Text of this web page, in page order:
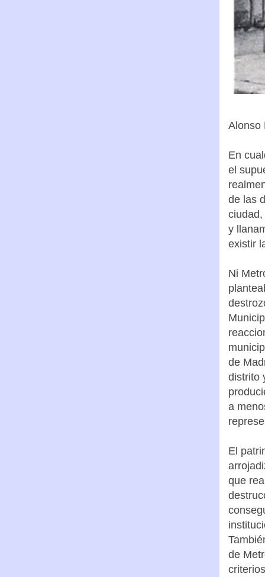
Alonso
En
el
de las
y
existir
Ni
de
distrito
a
El
que
de